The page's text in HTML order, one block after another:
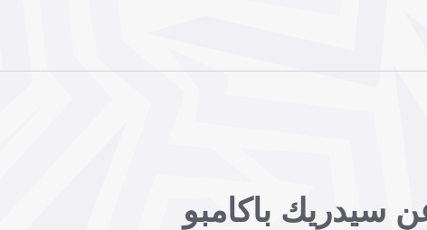
سيدريك باكامبو